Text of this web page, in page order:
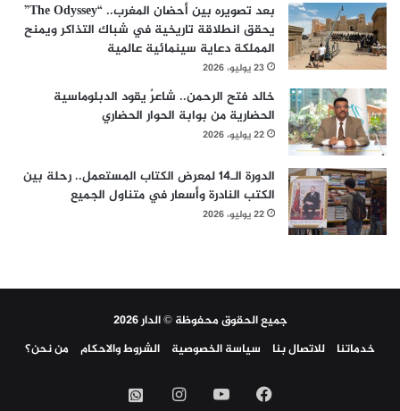
بعد تصويره بين أحضان المغرب.. “The Odyssey”
يحقق انطلاقة تاريخية في شباك التذاكر ويمنح
المملكة دعاية سينمائية عالمية
23 يوليو، 2026
خالد فتح الرحمن.. شاعرٌ يقود الدبلوماسية
الحضارية من بوابة الحوار الحضاري
22 يوليو، 2026
الدورة الـ14 لمعرض الكتاب المستعمل.. رحلة بين
الكتب النادرة وأسعار في متناول الجميع
22 يوليو، 2026
جميع الحقوق محفوظة © الدار 2026
خدماتنا
للاتصال بنا سياسة الخصوصية الشروط والاحكام من نحن؟
فيسبوك‫YouTubeانستقرامواتساب